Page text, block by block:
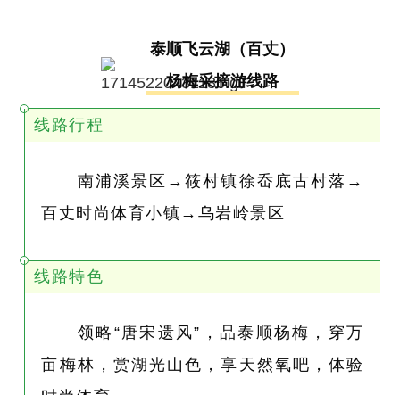
泰顺飞云湖（百丈）
杨梅采摘游线路
线路行程
南浦溪景区→筱村镇徐岙底古村落→
百丈时尚体育小镇→乌岩岭景区
线路特色
领略“唐宋遗风”，品泰顺杨梅，穿万
亩梅林，赏湖光山色，享天然氧吧，体验